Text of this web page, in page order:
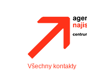
Všechny kontakty